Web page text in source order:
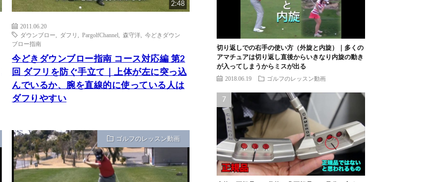
2:48
2011.06.20
ダウンブロー
ダフリ ,PargolfChannel ,森守洋 ,今どきダウン
ブロー指南
今どきダウンブロー指南 コース対応編 第2
回 ダフリを防ぐ手立て｜上体が左に突っ込
んでいるか、腕を直線的に使っている人は
ダフりやすい
ゴルフのレッスン動画
切り返しでの右手の使い方（外旋と内旋）｜多くの
アマチュアは切り返し直後からいきなり内旋の動き
が入ってしまうからミスが出る
2018.06.19 ゴルフのレッスン動画